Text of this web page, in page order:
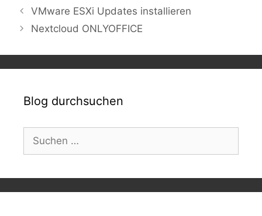
VMware ESXi Updates installieren
Nextcloud ONLYOFFICE
Blog durchsuchen
nach: